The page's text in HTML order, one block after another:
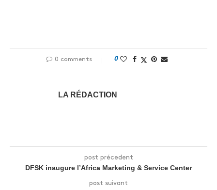
0 comments 0
LA RÉDACTION
post précedent
DFSK inaugure l’Africa Marketing & Service Center
post suivant